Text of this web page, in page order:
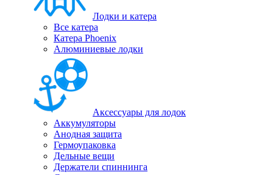
Лодки и катера
Все катера
Катера Phoenix
Алюминиевые лодки
Аксессуары для лодок
Аккумуляторы
Анодная защита
Гермоупаковка
Дельные вещи
Держатели спиннинга